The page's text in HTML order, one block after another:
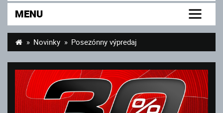
MENU
Novinky Posezónny výpredaj